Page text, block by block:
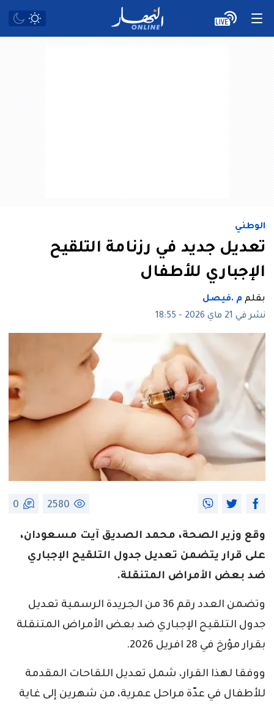
الوطني
تعديل جديد في رزنامة التلقيح
الإجباري للأطفال
بقلم م .فيصل
نشر في 21 ماي 2026 - 18:55
2580
0
وقع وزير الصحة، محمد الصديق آيت مسعودان،
على قرار يتضمن تعديل جدول التلقيح الإجباري
ضد بعض الأمراض المتنقلة.
وتضمن العدد رقم 36 من الجريدة الرسمية تعديل
جدول التلقيح الإجباري ضد بعض الأمراض المتنقلة
بقرار مؤرخ في 28 افريل 2026.
ووفقا لهذا القرار، شمل تعديل اللقاحات المقدمة
للأطفال في عدّة مراحل عمرية، من شهرين إلى غاية